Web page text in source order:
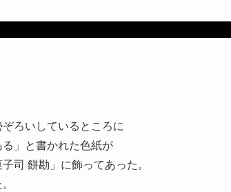
ろいしているところに
る」と書かれた色紙が
司 餅勘」に飾ってあった。